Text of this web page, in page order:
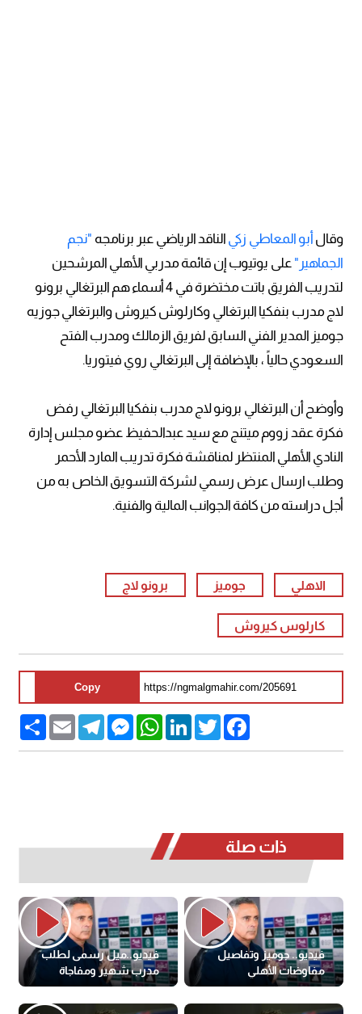
وقالأبو المعاطي زكي الناقد الرياضي عبر برنامجه "نجم
الجماهير" على يوتيوب إن قائمة مدربي الأهلي المرشحين
لتدريب الفريق باتت مختضرة في 4 أسماء هم البرتغالي برونو
لاج مدرب بنفكيا البرتغالي وكارلوش كيروش والبرتغالي جوزيه
جوميز المدير الفني السابق لفريق الزمالك ومدرب الفتح
السعودي حالياً ، بالإضافة إلى البرتغالي روي فيتوريا.
وأوضح أن البرتغالي برونو لاج مدرب بنفكيا البرتغالي رفض
فكرة عقد زووم ميتنج مع سيد عبدالحفيظ عضو مجلس إدارة
النادي الأهلي المنتظر لمناقشة فكرة تدريب المارد الأحمر
وطلب ارسال عرض رسمي لشركة التسويق الخاص به من
أجل دراسته من كافة الجوانب المالية والفنية.
الاهلي جوميز برونو لاج
كارلوس كيروش
Copy
Share Email
TelegramMessengerWhatsAppLinkedInTwitter
Facebook
ذات صلة
فيديو.. جوميز وتفاصيل
مفاوضات الأهلي
فيديو..ميل رسمى لطلب
مدرب شهير ومفاجاة
جوميز